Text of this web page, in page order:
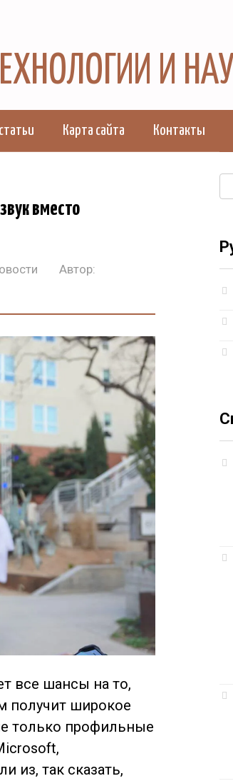
И
Карта сайта Контакты
вместо
Автор:
все шансы на то,
получит широкое
только профильные
из, так сказать,